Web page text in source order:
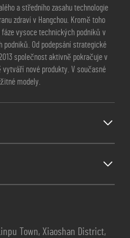
a středního zasahu technologie
zdraví v Hangchou. Kromě toho
vysoce technických podniků v
podniků. Od podepsání strategické
společnost aktivně pokračuje v
nové produkty. V současné
modely.
Town, Xiaoshan District,